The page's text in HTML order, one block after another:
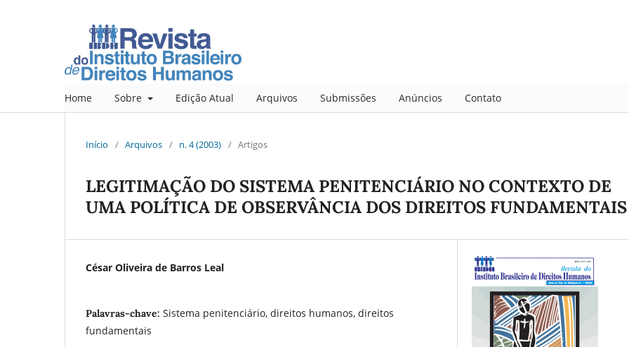
Home Sobre Edição Atual Arquivos Submissões Anúncios Contato
Início / Arquivos / n. 4 (2003) / Artigos
LEGITIMAÇÃO DO SISTEMA PENITENCIÁRIO NO CONTEXTO DE
UMA POLÍTICA DE OBSERVÂNCIA DOS DIREITOS FUNDAMENTAIS
César Oliveira de Barros Leal
Palavras-chave: Sistema penitenciário, direitos humanos, direitos
fundamentais